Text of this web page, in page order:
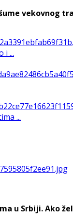
vekovnog
i ...
...
u Srbiji. Ako